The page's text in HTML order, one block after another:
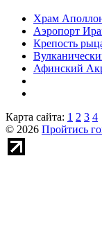
Храм
Аэропорт
Крепость
Афинский
Карта сайта: 1 2 3 4
© 2026 Пройтись